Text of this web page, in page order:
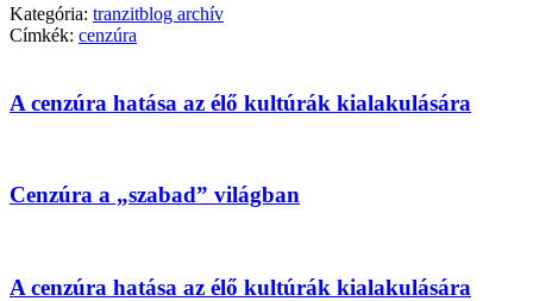
Kategória: tranzitblog archív
Címkék: cenzúra
A cenzúra hatása az élő kultúrák kialakulására
Cenzúra a „szabad” világban
A cenzúra hatása az élő kultúrák kialakulására